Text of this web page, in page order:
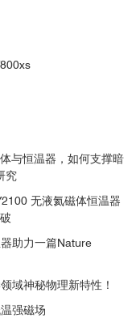
与恒温器，如何支撑暗
究
无液氦磁体恒温器
助力一篇Nature
域神秘物理新特性！
强磁场